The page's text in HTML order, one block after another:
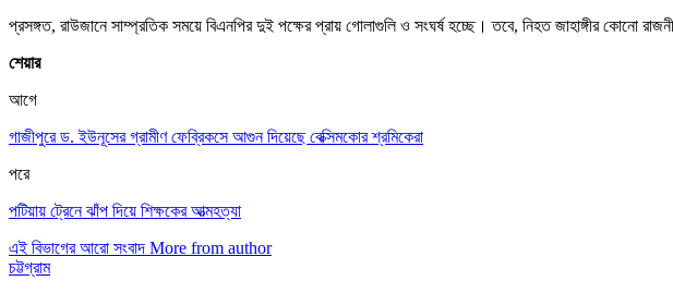
প্রসঙ্গত, রাউজানে সাম্প্রতিক সময়ে বিএনপির দুই পক্ষের প্রায় গোলাগুলি ও সংঘর্ষ হচ্ছে। তবে, নিহত জাহাঙ্গীর কোনো
শেয়ার
আগে
গাজীপুরে ড. ইউনূসের গ্রামীণ ফেব্রিকসে আগুন দিয়েছে বেক্সিমকোর শ্রমিকেরা
পরে
পটিয়ায় ট্রেনে ঝাঁপ দিয়ে শিক্ষকের আত্মহত্যা
এই বিভাগের আরো সংবাদ More from author
চট্টগ্রাম